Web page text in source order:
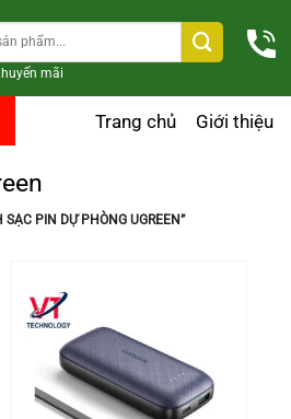
mãi
Trang chủ Giới thiệu
PIN DỰ PHÒNG UGREEN”